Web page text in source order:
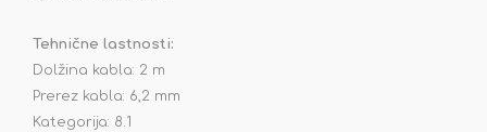
Tehnične lastnosti:
Dolžina kabla: 2 m
Prerez kabla: 6,2 mm
Kategorija: 8.1